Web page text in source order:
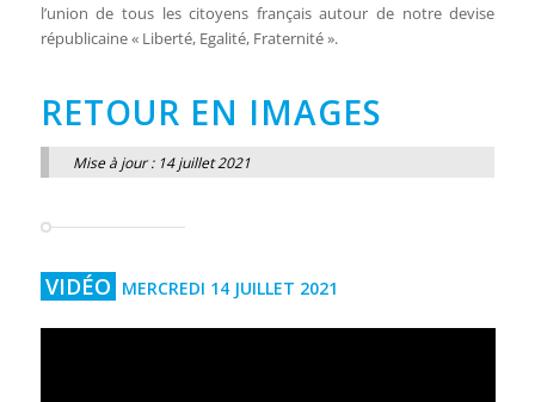
l’union de tous les citoyens français autour de notre devise
républicaine « Liberté, Egalité, Fraternité ».
RETOUR EN IMAGES
Mise à jour : 14 juillet 2021
VIDÉO MERCREDI 14 JUILLET 2021